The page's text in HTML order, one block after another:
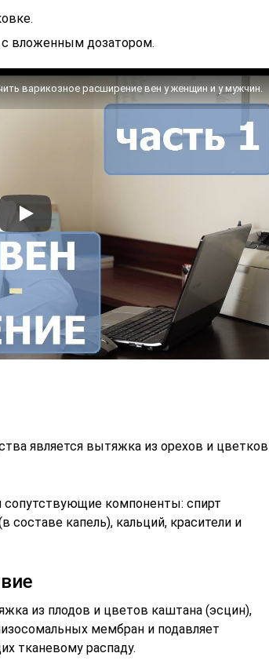
с вложенным дозатором.
варикозное расширение вен у женщин и у мужчин.
является вытяжка из орехов и цветков
компоненты: спирт
составе капель), кальций, красители и
из плодов и цветов каштана (эсцин),
мембран и подавляет
тканевому распаду.